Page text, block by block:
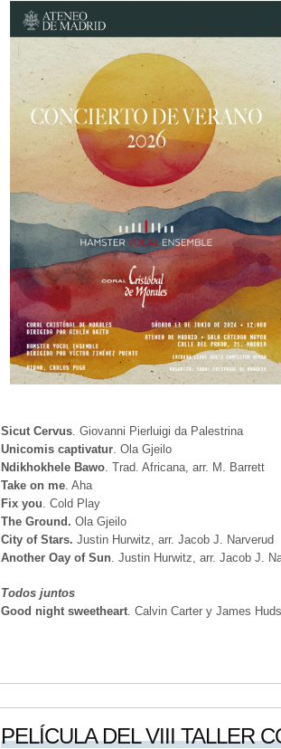
Sicut Cervus. Giovanni Pierluigi da Palestrina
Unicomis captivatur. Ola Gjeilo
Ndikhokhele Bawo. Trad. Africana, arr. M. Barrett
Take on me. Aha
Fix you . Cold Play
The Ground. Ola Gjeilo
City of Stars. Justin Hurwitz, arr. Jacob J. Narverud
Another Oay of Sun. Justin Hurwitz, arr. Jacob J.
Todos juntos
Good night sweetheart. Calvin Carter y James
PELÍCULA DEL VIII TALLER